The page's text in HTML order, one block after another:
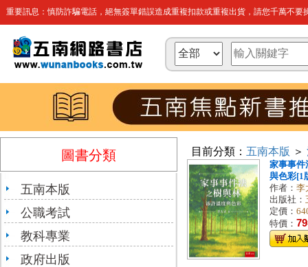
重要訊息：慎防詐騙電話，絕無簽單錯誤造成重複扣款或重複出貨，請您千萬不要
圖書分類
五南本版
公職考試
教科專業
政府出版
目前分類： 五南本版 ＞
家事事件
與色彩[1
作者： 李
出版社：
定價：
特價： 79